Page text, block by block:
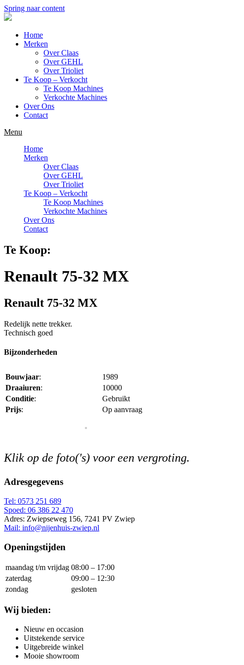
Spring naar content
Home
Merken
Over Claas
Over GEHL
Over Trioliet
Te Koop – Verkocht
Te Koop Machines
Verkochte Machines
Over Ons
Contact
Menu
Home
Merken
Over Claas
Over GEHL
Over Trioliet
Te Koop – Verkocht
Te Koop Machines
Verkochte Machines
Over Ons
Contact
Te Koop:
Renault 75-32 MX
Renault 75-32 MX
Redelijk nette trekker.
Technisch goed
Bijzonderheden
Bouwjaar:
1989
Draaiuren:
10000
Conditie:
Gebruikt
Prijs: Op aanvraag
Klik op de foto('s) voor een vergroting.
Adresgegevens
Tel: 0573 251 689
Spoed: 06 386 22 470
Adres: Zwiepseweg 156, 7241 PV Zwiep
Mail: info@nijenhuis-zwiep.nl
Openingstijden
maandag t/m vrijdag 08:00 – 17:00
zaterdag
09:00 – 12:30
zondag
gesloten
Wij bieden:
Nieuw en occasion
Uitstekende service
Uitgebreide winkel
Mooie showroom